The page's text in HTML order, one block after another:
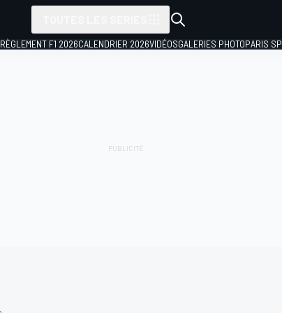
RÈGLEMENT F1 2026CALENDRIER 2026VIDÉOSGALERIES PHOTOPARIS